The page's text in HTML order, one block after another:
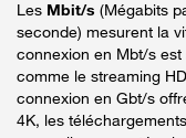
Les Mbit/s (Mégabits
seconde) mesurent la
connexion en Mbt/s
comme le streaming
connexion en Gbt/s
4K, les